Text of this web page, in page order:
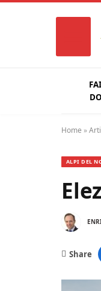
Home »
ALPI DEL
Share